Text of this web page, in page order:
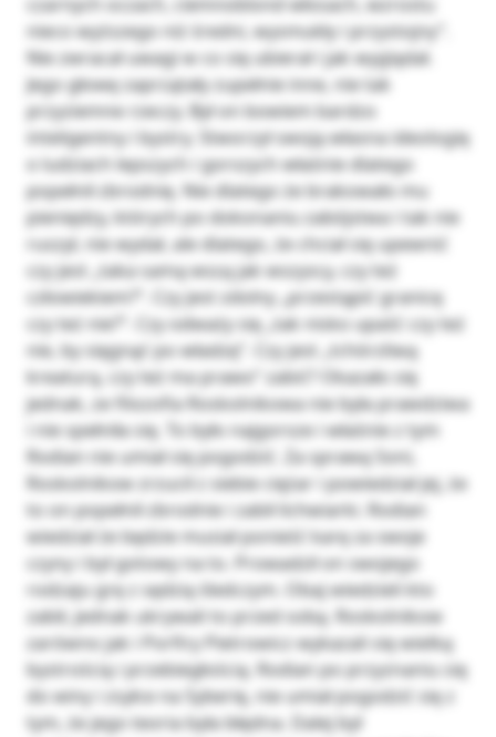
nieco wyższego niż średni, wysmukły i przystojny”.
Nie zwracał uwagi w co się ubierał i jak wyglądał.
Jego głowę zaprzątały zupełnie inne, nie tak
przyziemne rzeczy. Był on bowiem bardzo
inteligentny i bystry. Stworzył swoją własna ideologię
o ludziach lepszych i gorszych właśnie dlatego
popełnił zbrodnię. Nie dlatego że brakowało mu
pieniędzy, których po dokonaniu zabójstwa i tak nie
ruszył, nie wydał, ale dlatego, że chciał się upewnić
czy jest „taka samą wszą jak wszyscy, czy też
człowiekiem?”. Czy jest zdolny „przestąpić granicę
czy też nie?”. Czy odważy się „tak nisko upaść czy też
nie, by sięgnąć po władzę”. Czy jest „tchórzliwą
kreaturą, czy też ma prawo” zabić? Okazało się
jednak, ze filozofia Roskolnikowa nie była prawdziwa
i nie spełniła się. To było najgorsze i właśnie z tym
Rodian nie umiał się pogodzić. Za sprawą Soni,
Roskolnikow zrzucił z siebie ciężar i powiedział jej, że
to on popełnił zbrodnie i zabił lichwiarki. Rodian
wiedział że będzie musiał ponieść karę za swoje
czyny i był gotowy na to. Prowadził on swojego
rodzaju grę z sędzią śledczym. Obaj wiedzieli kto
zabił, jednak ukrywali to przed sobą. Roskolnikow
zarówno jak i Porfiry Pietrowicz wykazali się wielką
bystrością i przebiegłością. Rodian po przyznaniu się
do winy i zsyłce na Syberię, nie umiał pogodzić się z
tym, że jego teoria była błędna. Dalej był